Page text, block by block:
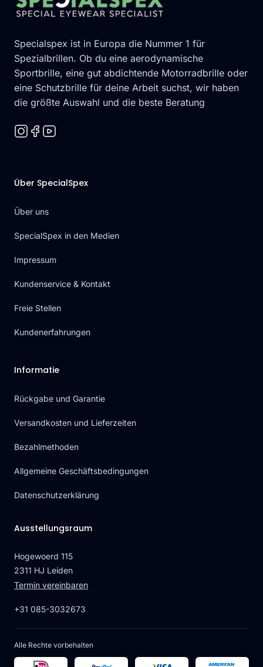
Specialspex ist in Europa die Nummer 1 für
Spezialbrillen. Ob du eine aerodynamische
Sportbrille, eine gut abdichtende Motorradbrille oder
eine Schutzbrille für deine Arbeit suchst, wir haben
die größte Auswahl und die beste Beratung
Über SpecialSpex
Über uns
SpecialSpex in den Medien
Impressum
Kundenservice & Kontakt
Freie Stellen
Kundenerfahrungen
Informatie
Rückgabe und Garantie
Versandkosten und Lieferzeiten
Bezahlmethoden
Allgemeine Geschäftsbedingungen
Datenschutzerklärung
Ausstellungsraum
Hogewoerd 115
2311 HJ Leiden
Termin vereinbaren
+31 085-3032673
Alle Rechte vorbehalten